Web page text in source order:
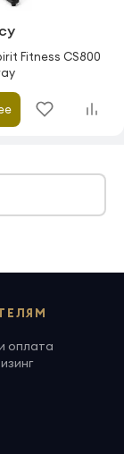
Fitness CS800
оплата